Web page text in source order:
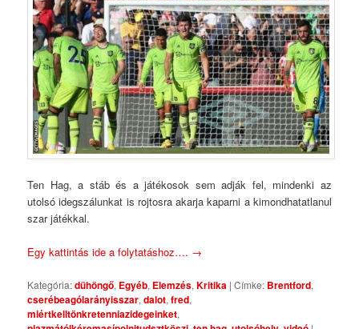
Ten Hag, a stáb és a játékosok sem adják fel, mindenki az
utolsó idegszálunkat is rojtosra akarja kaparni a kimondhatatlanul
szar játékkal.
Egy kattintás ide a folytatáshoz…. →
Kategória:dühöngő, Egyéb, Elemzés,Kritika |Címke: Brentford,
cserébeagólarányisszar,dalot,fred,
miértkelltönkretenniazidegeinket,